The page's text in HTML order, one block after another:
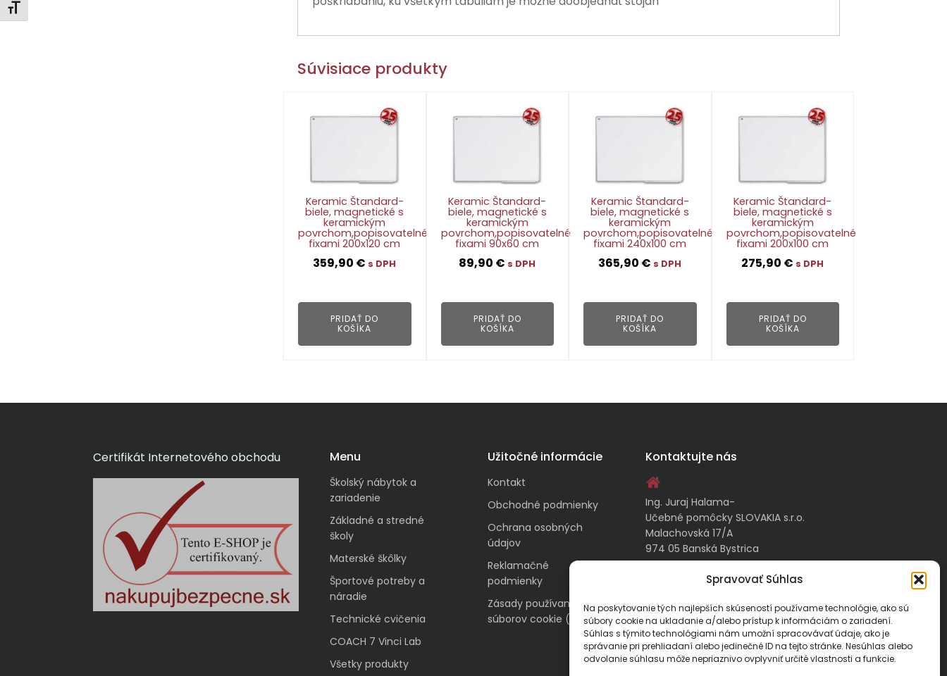
Spravovať Súhlas
Na poskytovanie tých najlepších skúseností používame technológie, ako sú
súbory cookie na ukladanie a/alebo prístup k informáciám o zariadení.
Súhlas s týmito technológiami nám umožní spracovávať údaje, ako je
správanie pri prehliadaní alebo jedinečné ID na tejto stránke. Nesúhlas alebo
odvolanie súhlasu môže nepriaznivo ovplyvniť určité vlastnosti a funkcie.
Zmeniť veľkosť písma
Súvisiace produkty
Keramic Štandard-
biele, magnetické s
keramickým
povrchom,popisovatelné
fixami 200x120 cm
359,90 € s DPH
PRIDAŤ DO
KOŠÍKA
Keramic Štandard-
biele, magnetické s
keramickým
povrchom,popisovatelné
fixami 90x60 cm
89,90 € s DPH
PRIDAŤ DO
KOŠÍKA
Keramic Štandard-
biele, magnetické s
keramickým
povrchom,popisovatelné
fixami 240x100 cm
365,90 € s DPH
PRIDAŤ DO
KOŠÍKA
Keramic Štandard-
biele, magnetické s
keramickým
povrchom,popisovatelné
fixami 200x100 cm
275,90 € s DPH
PRIDAŤ DO
KOŠÍKA
Certifikát Internetového obchodu Menu
Školský nábytok a
zariadenie
Základné a stredné
školy
Materské škôlky
Športové potreby a
náradie
Technické cvičenia
COACH 7 Vinci Lab
Všetky produkty
Užitočné informácie
Kontakt
Obchodné podmienky
Ochrana osobných
údajov
Reklamačné
podmienky
Zásady používania
súborov cookie (EÚ)
Kontaktujte nás
Ing. Juraj Halama-
Učebné pomôcky SLOVAKIA s.r.o.
Malachovská 17/A
974 05 Banská Bystrica
kontakt@ucebnepomockyslovakia.sk
0917 797 357, 048/410 18 88